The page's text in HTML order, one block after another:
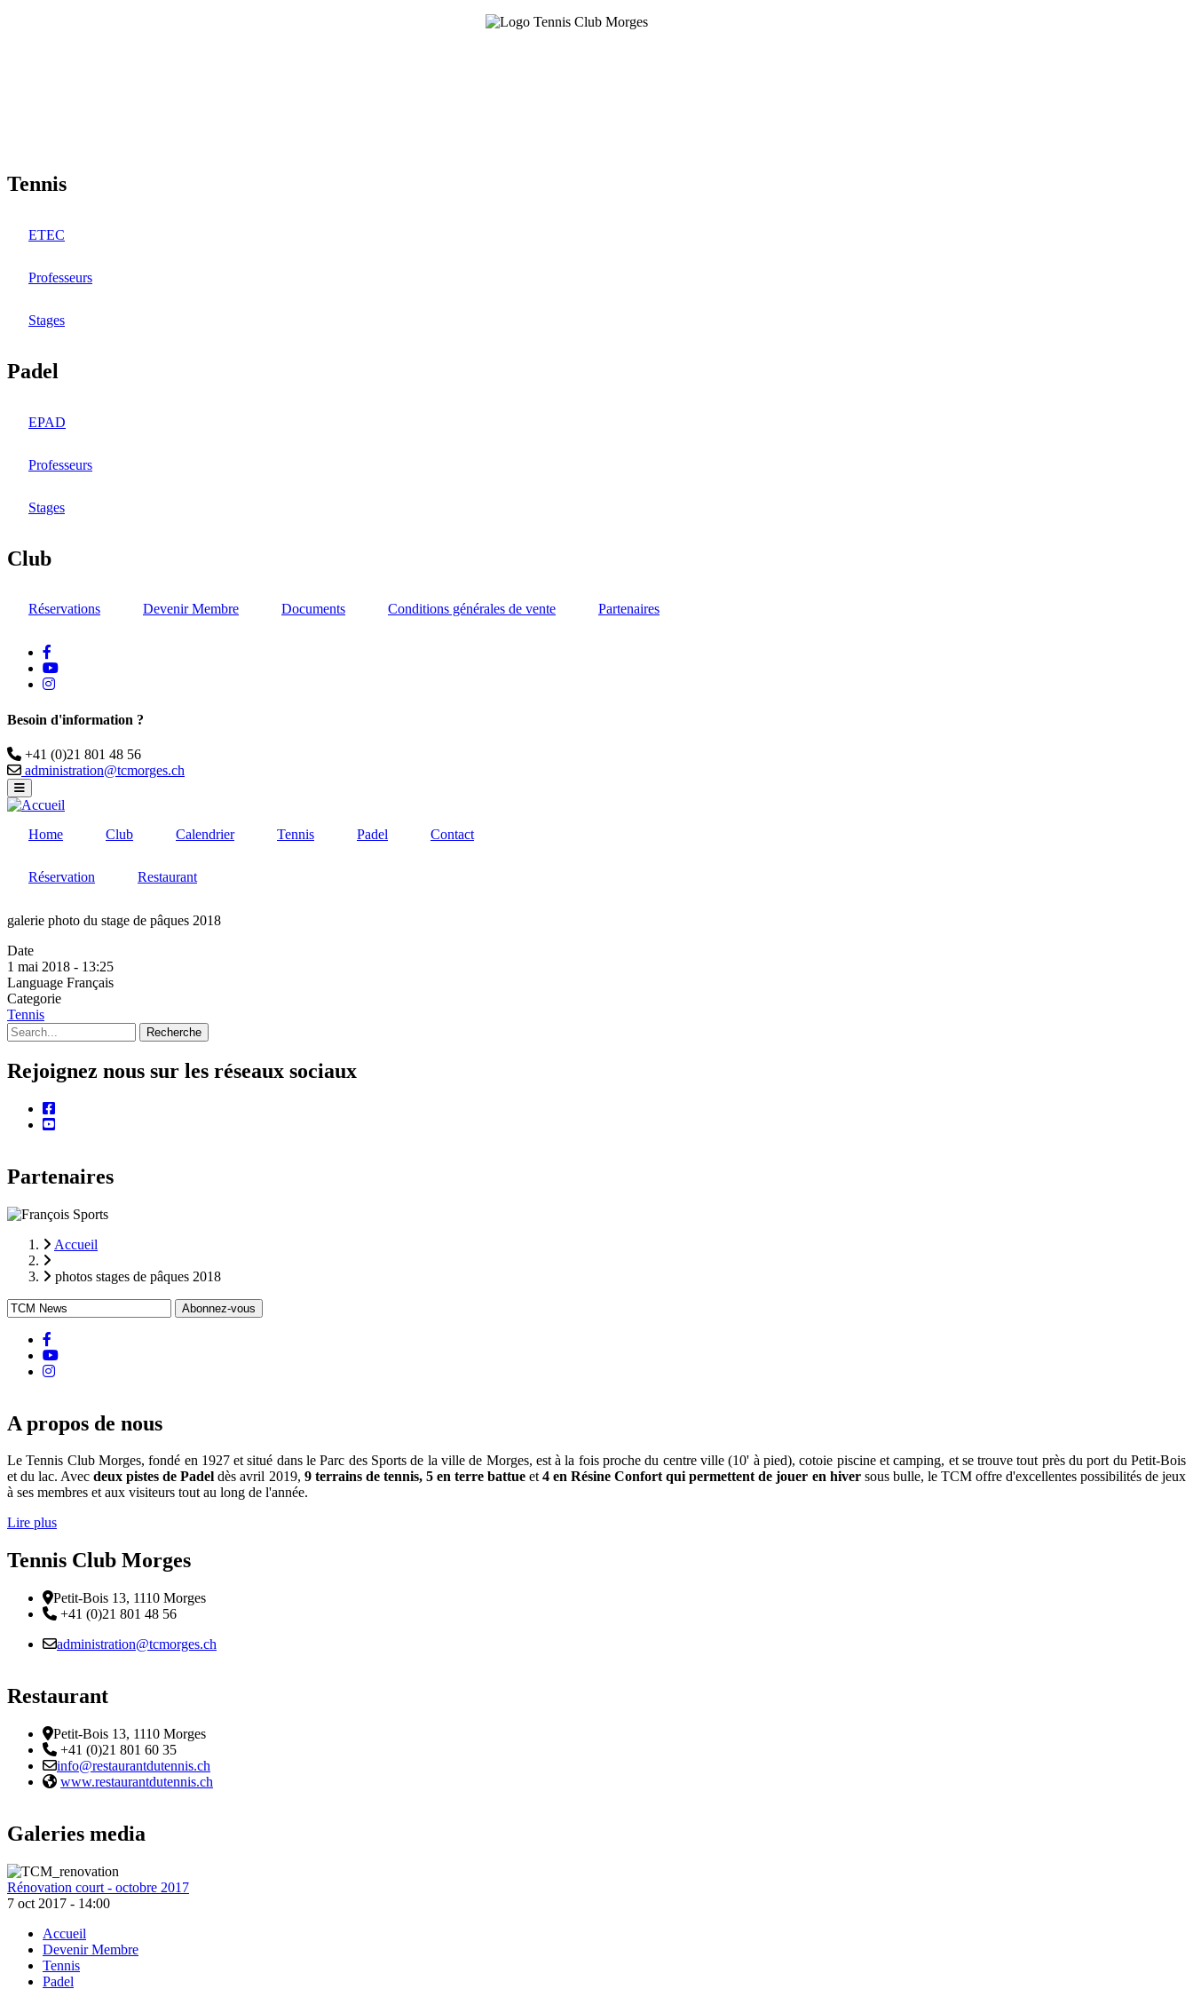
Tennis
ETEC
Professeurs
Stages
Padel
EPAD
Professeurs
Stages
Club
Réservations Devenir Membre Documents Conditions générales de vente Partenaires
Youtube
instagram
Besoin d'information ?
Téléphone
+41 (0)21 801 48 56
Email
administration@tcmorges.ch
Home Club Calendrier Tennis Padel Contact
Réservation Restaurant
galerie photo du stage de pâques 2018
Date
1 mai 2018 - 13:25
Language Français
Categorie
Tennis
Recherche
Rejoignez nous sur les réseaux sociaux
facebook
youtube
Partenaires
Fil
d'Ariane
Accueil
photos stages de pâques 2018
Youtube
instagram
A propos de nous
Le Tennis Club Morges, fondé en 1927 et situé dans le Parc des Sports de la ville de Morges, est à la fois proche du centre ville (10' à pied), cotoie piscine et camping, et se trouve tout près du port du Petit-Bois
et du lac. Avecdeux pistes de Padeldès avril 2019, 9 terrains de tennis, 5 en terre battueet4 en Résine Confort qui permettent de jouer en hiver sous bulle, le TCM offre d'excellentes possibilités de jeux
à ses membres et aux visiteurs tout au long de l'année.
Lire plus
Tennis Club Morges
Adresse
Petit-Bois 13, 1110 Morges
Téléphone:
+41 (0)21 801 48 56
Email :
administration@tcmorges.ch
Restaurant
Adresse
Petit-Bois 13, 1110 Morges
Téléphone:
+41 (0)21 801 60 35
Email :
info@restaurantdutennis.ch
Site web:
www.restaurantdutennis.ch
Galeries media
Rénovation court - octobre 2017
7 oct 2017 - 14:00
Footer
Accueil
Devenir Membre
Tennis
Padel